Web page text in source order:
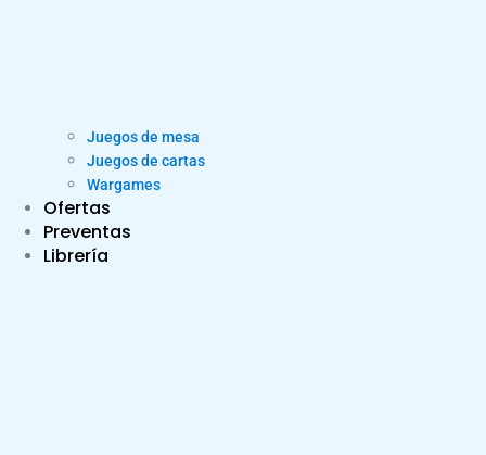
Juegos de mesa
Juegos de cartas
Wargames
Ofertas
Preventas
Librería